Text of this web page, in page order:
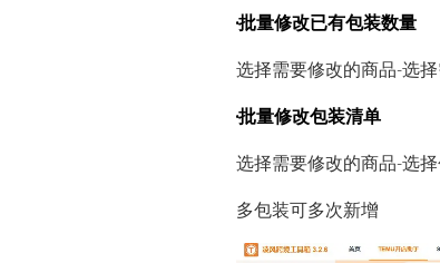
·批量修改已有包装数量
选择需要修改的商品-选
·批量修改包装清单
选择需要修改的商品-选
多包装可多次新增